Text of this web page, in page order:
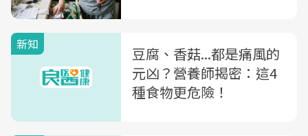
新知
豆腐、香菇...都是痛風的
元凶？營養師揭密：這4
種食物更危險！